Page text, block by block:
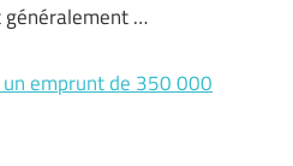
généralement …
emprunt de 350 000